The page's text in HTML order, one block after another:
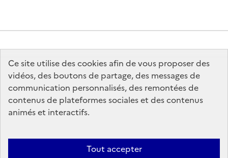
Ce site utilise des cookies afin de vous proposer des
vidéos, des boutons de partage, des messages de
communication personnalisés, des remontées de
contenus de plateformes sociales et des contenus
animés et interactifs.
Tout accepter
MINISTÈRE
DE LA CULTURE
data.gouv.fr